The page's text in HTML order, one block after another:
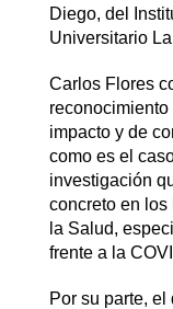
Diego, del
Universitario
Carlos Flores
reconocimiento
impacto y de
como es el
investigación
concreto en
la Salud,
frente a la
Por su parte,